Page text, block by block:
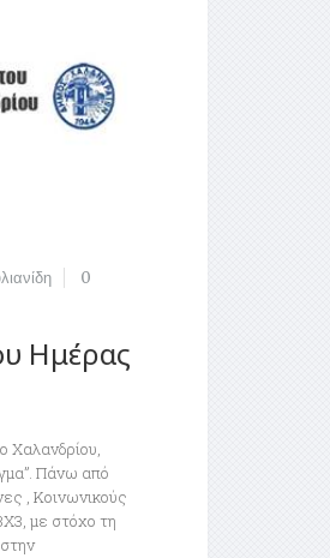
0
Ημέρας
Χαλανδρίου,
Πάνω από
, Κοινωνικούς
με στόχο τη